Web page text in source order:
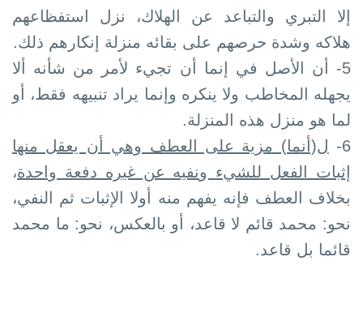
إلا التبري والتباعد عن الهلاك، نزل استفظاعهم
هلاكه وشدة حرصهم على بقائه منزلة إنكارهم ذلك.
5-
أن الأصل في إنما أن تجيء لأمر من شأنه ألا
يجهله المخاطب ولا ينكره وإنما يراد تنبيهه فقط، أو
لما هو منزل هذه المنزلة.
6-
ل(أنما) مزية على العطف وهي أن يعقل منها
إثبات الفعل للشيء ونفيه عن غيره دفعة واحدة،
بخلاف العطف فإنه يفهم منه أولا الإثبات ثم النفي،
نحو: محمد قائم لا قاعد، أو بالعكس، نحو: ما محمد
قائما بل قاعد.